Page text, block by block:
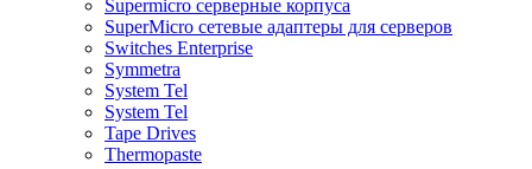
Supermicro серверные корпуса
SuperMicro сетевые адаптеры для серверов
Switches Enterprise
Symmetra
System Tel
System Tel
Tape Drives
Thermopaste